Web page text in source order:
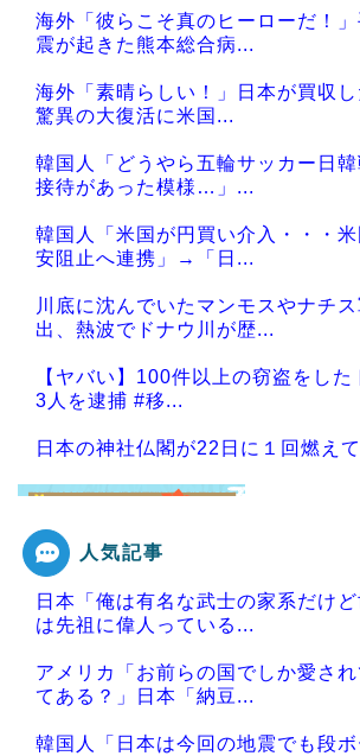
海外「彼らこそ真のヒーローだ！
震が起きた熊本総合病...
海外「素晴らしい！」日本が買収
驚異の大復活に米国...
韓国人「どうやら五輪サッカー日
接待があった模様…」...
韓国人「米国が円買い介入・・・
安阻止へ連携」→「日...
川底に沈んでいたマンモスやナチ
出、熱波でドナウ川が歴...
【ヤバい】100件以上の窃盗をした
3人を逮捕 #移...
日本の神社仏閣が22日に１回燃えて
Powered by livedoor 相互RSS
人気記事
日本「俺は有名な武士の家系だけ
は先祖に偉人っている...
アメリカ「お前らの国でしか愛さ
てある？」日本「納豆...
韓国人「日本は今回の地震でも段